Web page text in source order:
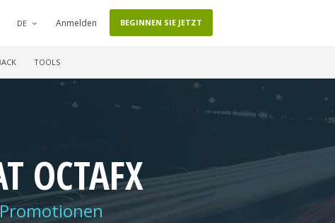
DE Anmelden BEGINNEN SIE JETZT
TOOLS
OCTAFX